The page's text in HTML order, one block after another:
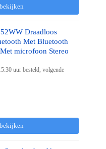
Draadloos
Met Bluetooth
microfoon Stereo
uur besteld, volgende